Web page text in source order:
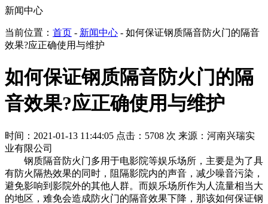
新闻中心
当前位置： 首页 - 新闻中心 - 如何保证钢质隔音防火门的隔音
效果?应正确使用与维护
如何保证钢质隔音防火门的隔
音效果?应正确使用与维护
时间：2021-01-13 11:44:05 点击：5708 次 来源：河南兴瑞实
业有限公司
钢质隔音防火门多用于电影院等娱乐场所，主要是为了具
有防火隔热效果的同时，阻隔影院内的声音，减少噪音污染，
避免影响到影院外的其他人群。而娱乐场所作为人流量相当大
的地区，难免会造成防火门的隔音效果下降，那该如何保证钢